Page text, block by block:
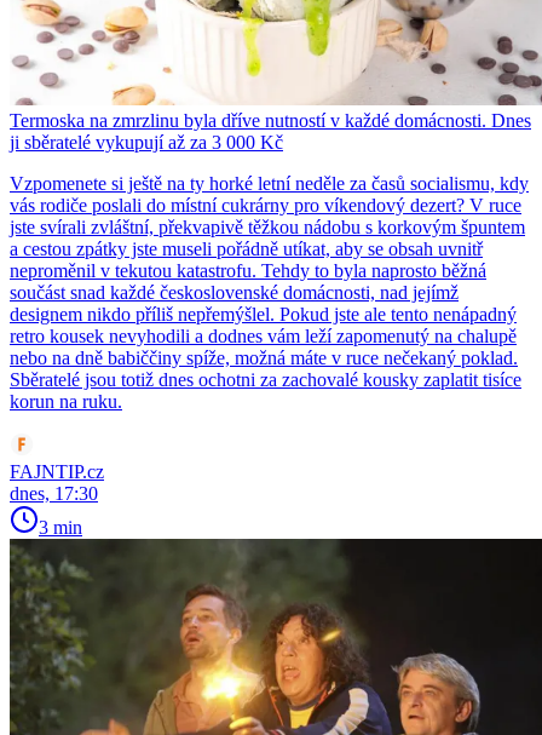
Termoska na zmrzlinu byla dříve nutností v každé domácnosti. Dnes
ji sběratelé vykupují až za 3 000 Kč
Vzpomenete si ještě na ty horké letní neděle za časů socialismu, kdy
vás rodiče poslali do místní cukrárny pro víkendový dezert? V ruce
jste svírali zvláštní, překvapivě těžkou nádobu s korkovým špuntem
a cestou zpátky jste museli pořádně utíkat, aby se obsah uvnitř
neproměnil v tekutou katastrofu. Tehdy to byla naprosto běžná
součást snad každé československé domácnosti, nad jejímž
designem nikdo příliš nepřemýšlel. Pokud jste ale tento nenápadný
retro kousek nevyhodili a dodnes vám leží zapomenutý na chalupě
nebo na dně babiččiny spíže, možná máte v ruce nečekaný poklad.
Sběratelé jsou totiž dnes ochotni za zachovalé kousky zaplatit tisíce
korun na ruku.
FAJNTIP.cz
dnes, 17:30
3 min